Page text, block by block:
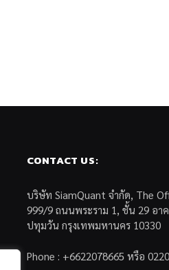
CONTACT US:
บริษัท SiamQuant จำกัด, The
999/9 ถนนพระราม 1, ชั้น 29 อา
ปทุมวัน กรุงเทพมหานคร 10330
Phone : +6622078665 หรือ